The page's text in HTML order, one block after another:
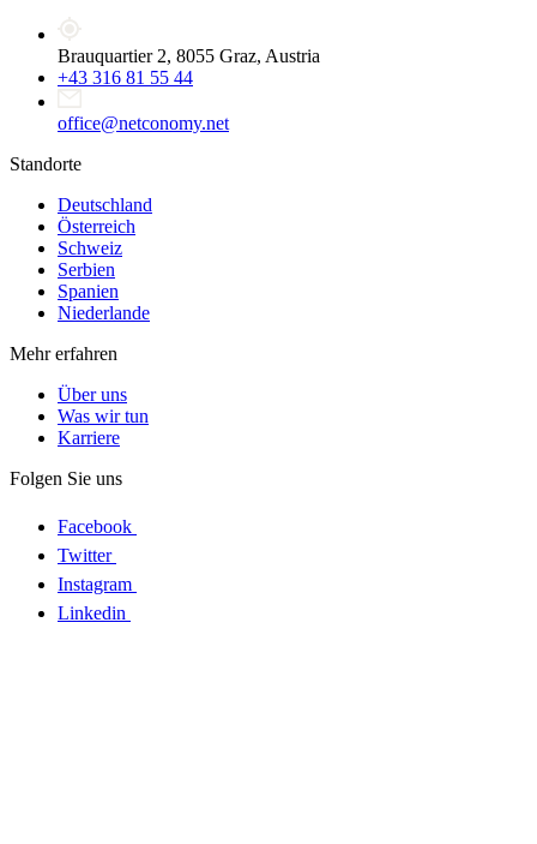
Brauquartier 2, 8055 Graz, Austria
+43 316 81 55 44
office@netconomy.net
Standorte
Deutschland
Österreich
Schweiz
Serbien
Spanien
Niederlande
Mehr erfahren
Über uns
Was wir tun
Karriere
Folgen Sie uns
Facebook
Twitter
Instagram
Linkedin